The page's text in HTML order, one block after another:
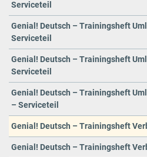
Serviceteil
Genial! Deutsch – Trainingsheft
Serviceteil
Genial! Deutsch – Trainingsheft
Serviceteil
Genial! Deutsch – Trainingsheft
– Serviceteil
Genial! Deutsch – Trainingsheft
Genial! Deutsch – Trainingsheft